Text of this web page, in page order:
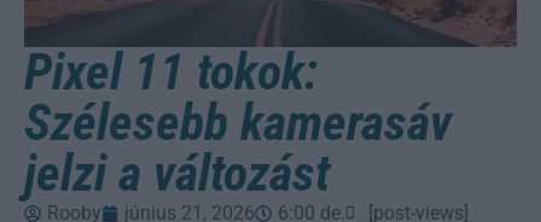
Pixel 11 tokok:
Szélesebb kamerasáv
jelzi a változást
Rooby június 21, 2026 6:00 de. [post-views]